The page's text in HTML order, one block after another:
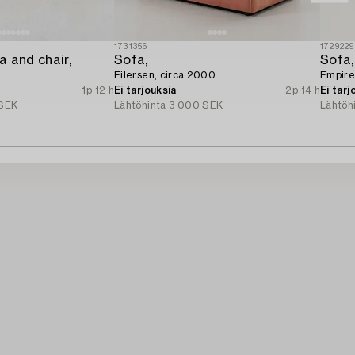
and chair,
1p 12 h
1731356
Sofa,
Eilersen, circa 2000.
Ei tarjouksia
2p 14 h
Lähtöhinta 3 000 SEK
1729229
Sofa,
Ei